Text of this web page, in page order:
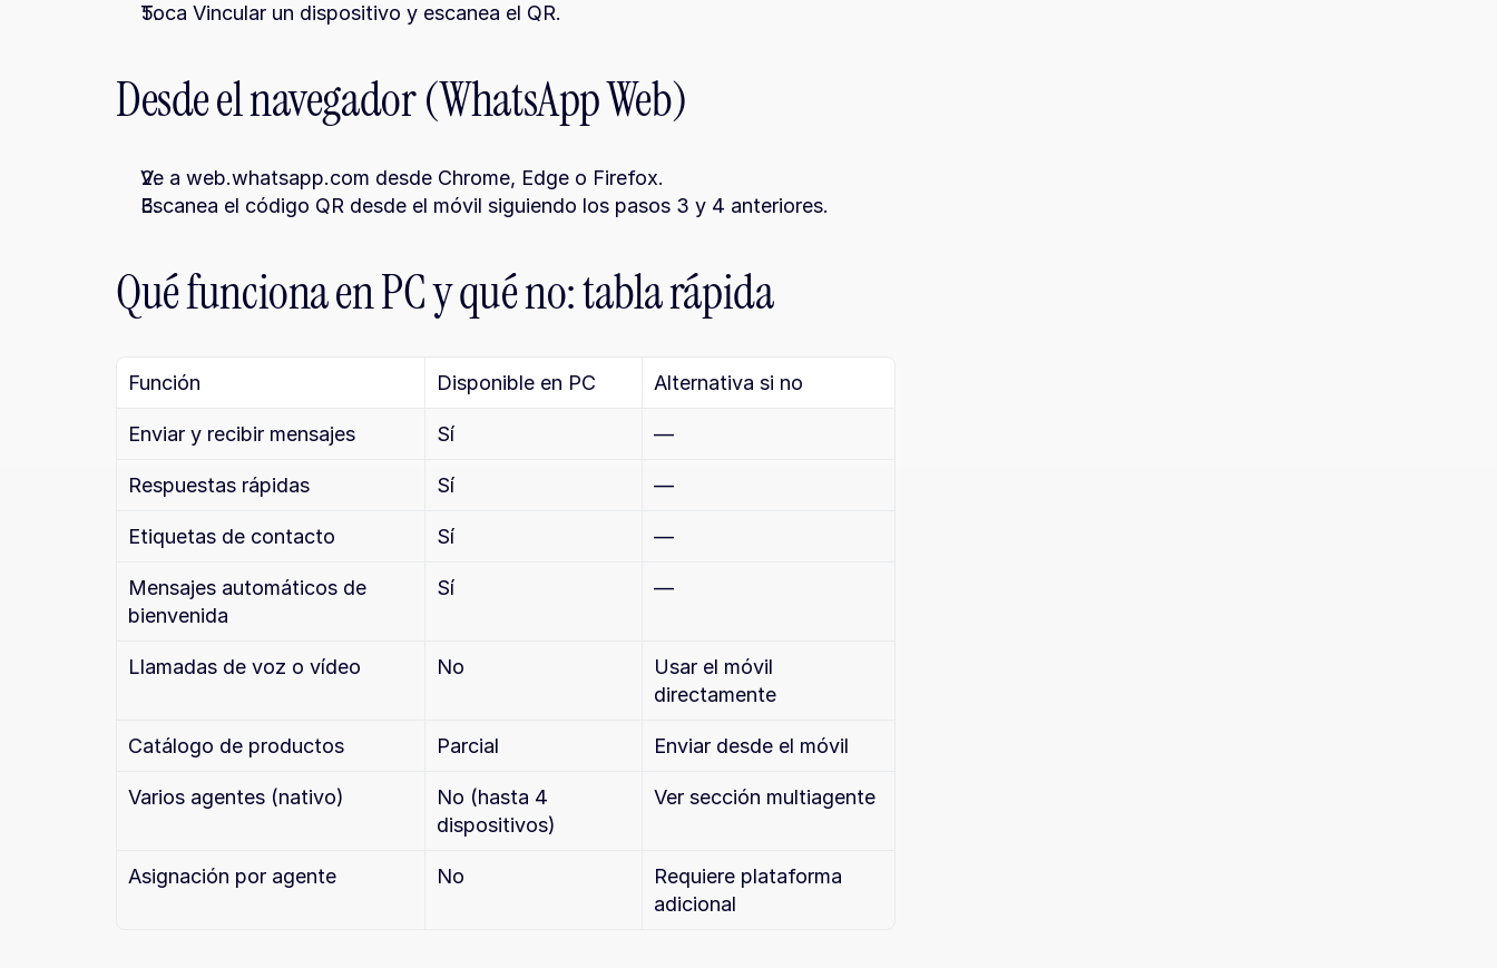
Toca Vincular un dispositivo y escanea el QR.
Desde el navegador (WhatsApp Web)
Ve a web.whatsapp.com desde Chrome, Edge o Firefox.
Escanea el código QR desde el móvil siguiendo los pasos 3 y 4 anteriores.
Qué funciona en PC y qué no: tabla rápida
Función Disponible en PC Alternativa si no
Enviar y recibir mensajes Sí —
Respuestas rápidas Sí —
Etiquetas de contacto Sí —
Mensajes automáticos de
bienvenida
Sí —
Llamadas de voz o vídeo No
Usar el móvil
directamente
Catálogo de productos Parcial Enviar desde el móvil
Varios agentes (nativo)
No (hasta 4
dispositivos)
Ver sección multiagente
Asignación por agente No
Requiere plataforma
adicional